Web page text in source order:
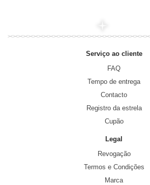
Serviço ao cliente
FAQ
Tempo de entrega
Contacto
Registro da estrela
Cupão
Legal
Revogação
Termos e Condições
Marca